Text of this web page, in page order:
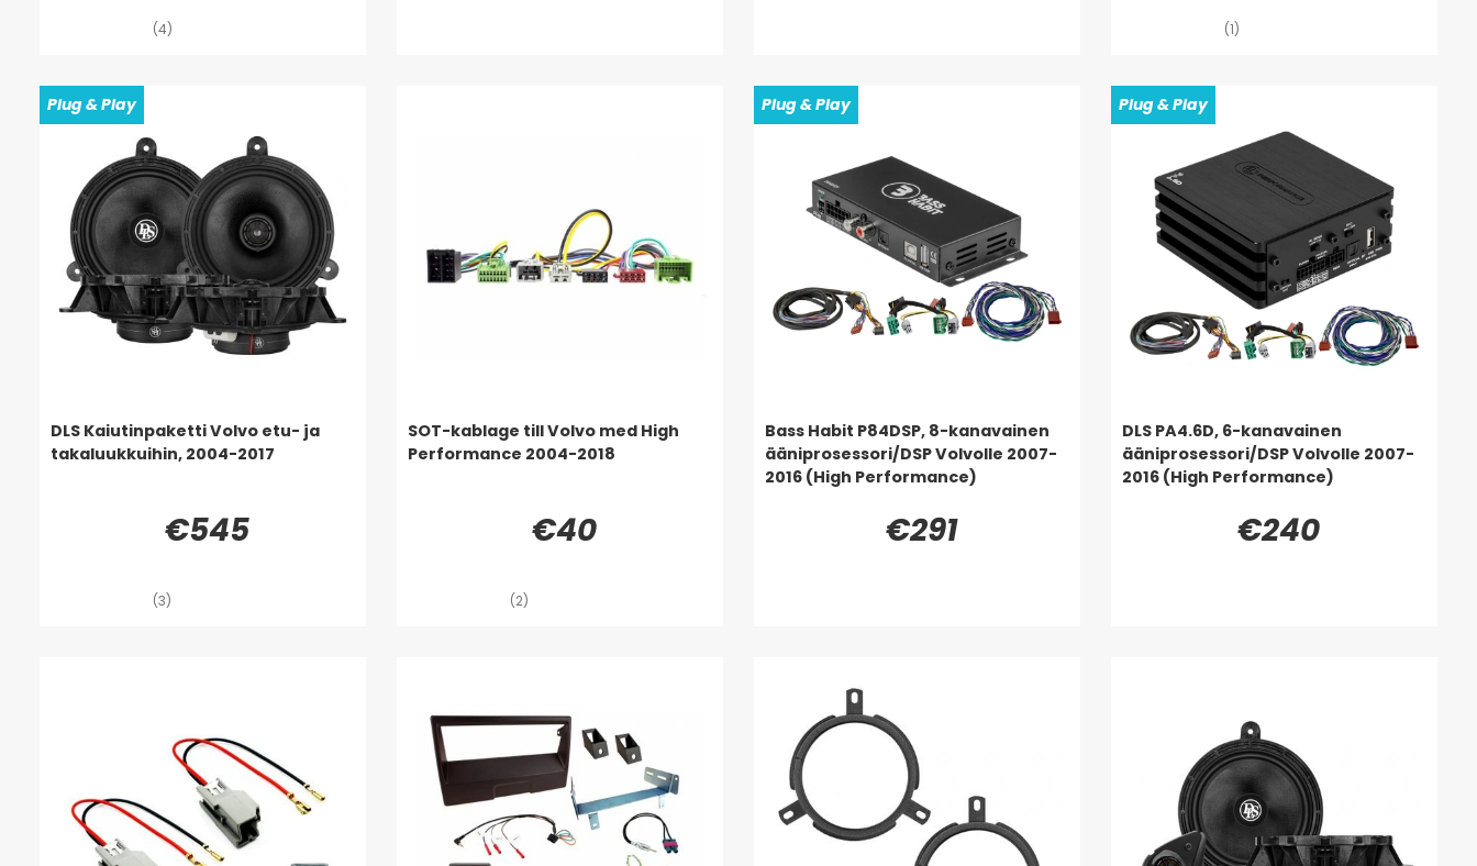
(4) (1)
Plug & Play
DLS Kaiutinpaketti Volvo etu- ja
takaluukkuihin, 2004-2017
€545
(3)
SOT-kablage till Volvo med High
Performance 2004-2018
€40
(2)
Plug & Play
Bass Habit P84DSP, 8-kanavainen
ääniprosessori/DSP Volvolle 2007-
2016 (High Performance)
€291
Plug & Play
DLS PA4.6D, 6-kanavainen
ääniprosessori/DSP Volvolle 2007-
2016 (High Performance)
€240